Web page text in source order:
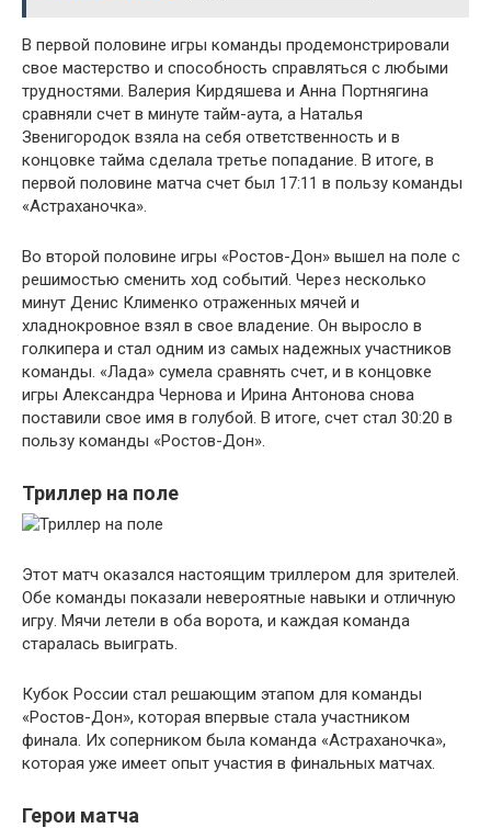
В первой половине игры команды продемонстрировали
свое мастерство и способность справляться с любыми
трудностями. Валерия Кирдяшева и Анна Портнягина
сравняли счет в минуте тайм-аута, а Наталья
Звенигородок взяла на себя ответственность и в
концовке тайма сделала третье попадание. В итоге, в
первой половине матча счет был 17:11 в пользу команды
«Астраханочка».
Во второй половине игры «Ростов-Дон» вышел на поле с
решимостью сменить ход событий. Через несколько
минут Денис Клименко отраженных мячей и
хладнокровное взял в свое владение. Он выросло в
голкипера и стал одним из самых надежных участников
команды. «Лада» сумела сравнять счет, и в концовке
игры Александра Чернова и Ирина Антонова снова
поставили свое имя в голубой. В итоге, счет стал 30:20 в
пользу команды «Ростов-Дон».
Триллер на поле
Этот матч оказался настоящим триллером для зрителей.
Обе команды показали невероятные навыки и отличную
игру. Мячи летели в оба ворота, и каждая команда
старалась выиграть.
Кубок России стал решающим этапом для команды
«Ростов-Дон», которая впервые стала участником
финала. Их соперником была команда «Астраханочка»,
которая уже имеет опыт участия в финальных матчах.
Герои матча